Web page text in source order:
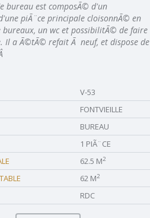
bureau est composÃ© d'un
piÃ¨ce principale cloisonnÃ© en
bureaux, un wc et possibilitÃ© de faire
Il a Ã©tÃ© refait Ã neuf, et dispose de
V-53
FONTVIEILLE
BUREAU
1 PIÃ¨CE
62.5 M2
62 M2
RDC